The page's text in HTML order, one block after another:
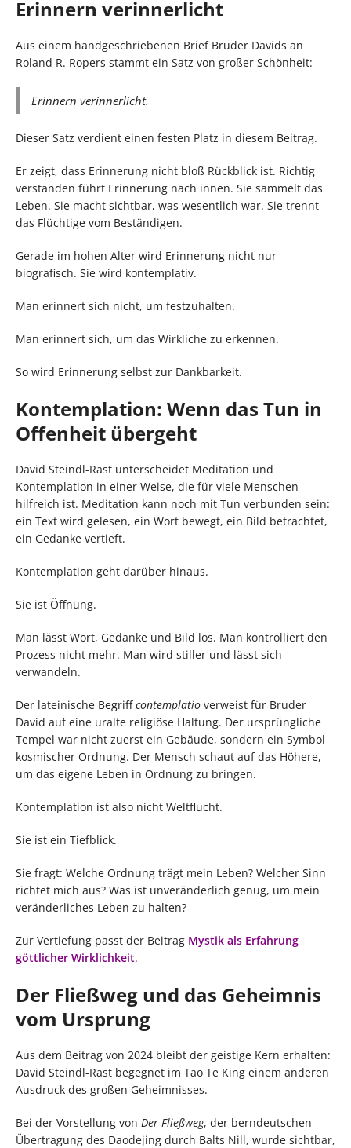
Erinnern verinnerlicht
Aus einem handgeschriebenen Brief Bruder Davids an
Roland R. Ropers stammt ein Satz von großer Schönheit:
Erinnern verinnerlicht.
Dieser Satz verdient einen festen Platz in diesem Beitrag.
Er zeigt, dass Erinnerung nicht bloß Rückblick ist. Richtig
verstanden führt Erinnerung nach innen. Sie sammelt das
Leben. Sie macht sichtbar, was wesentlich war. Sie trennt
das Flüchtige vom Beständigen.
Gerade im hohen Alter wird Erinnerung nicht nur
biografisch. Sie wird kontemplativ.
Man erinnert sich nicht, um festzuhalten.
Man erinnert sich, um das Wirkliche zu erkennen.
So wird Erinnerung selbst zur Dankbarkeit.
Kontemplation: Wenn das Tun in
Offenheit übergeht
David Steindl-Rast unterscheidet Meditation und
Kontemplation in einer Weise, die für viele Menschen
hilfreich ist. Meditation kann noch mit Tun verbunden sein:
ein Text wird gelesen, ein Wort bewegt, ein Bild betrachtet,
ein Gedanke vertieft.
Kontemplation geht darüber hinaus.
Sie ist Öffnung.
Man lässt Wort, Gedanke und Bild los. Man kontrolliert den
Prozess nicht mehr. Man wird stiller und lässt sich
verwandeln.
Der lateinische Begriffcontemplatio verweist für Bruder
David auf eine uralte religiöse Haltung. Der ursprüngliche
Tempel war nicht zuerst ein Gebäude, sondern ein Symbol
kosmischer Ordnung. Der Mensch schaut auf das Höhere,
um das eigene Leben in Ordnung zu bringen.
Kontemplation ist also nicht Weltflucht.
Sie ist ein Tiefblick.
Sie fragt: Welche Ordnung trägt mein Leben? Welcher Sinn
richtet mich aus? Was ist unveränderlich genug, um mein
veränderliches Leben zu halten?
Zur Vertiefung passt der Beitrag Mystik als Erfahrung
göttlicher Wirklichkeit.
Der Fließweg und das Geheimnis
vom Ursprung
Aus dem Beitrag von 2024 bleibt der geistige Kern erhalten:
David Steindl-Rast begegnet im Tao Te King einem anderen
Ausdruck des großen Geheimnisses.
Bei der Vorstellung von Der Fließweg, der berndeutschen
Übertragung des Daodejing durch Balts Nill, wurde sichtbar,